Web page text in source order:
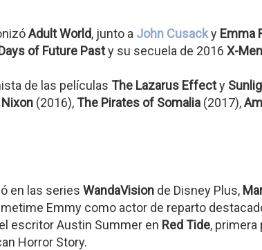
Adult World, junto a John Cusacky Emma
of Future Pasty su secuela de 2016 X-
de las películas The Lazarus Effecty
(2016), The Pirates of Somalia (2017),
en las series WandaVision de Disney Plus,
Emmy como actor de reparto
escritor Austin Summer en Red Tide, primera
Horror Story.